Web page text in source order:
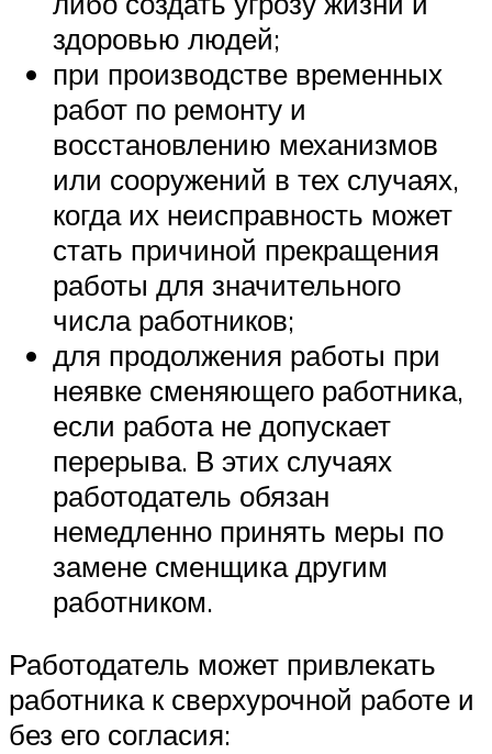
здоровью людей;
при производстве временных
работ по ремонту и
восстановлению механизмов
или сооружений в тех случаях,
когда их неисправность может
стать причиной прекращения
работы для значительного
числа работников;
для продолжения работы при
неявке сменяющего работника,
если работа не допускает
перерыва. В этих случаях
работодатель обязан
немедленно принять меры по
замене сменщика другим
работником.
Работодатель может привлекать
работника к сверхурочной работе и
без его согласия: